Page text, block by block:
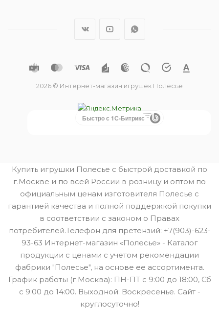
2026 © Интернет-магазин игрушек Полесье
Быстро с 1С-Битрикс
Купить игрушки Полесье с быстрой доставкой по
г.Москве и по всей России в розницу и оптом по
официальным ценам изготовителя Полесье с
гарантией качества и полной поддержкой покупки
в соответствии с законом о Правах
потребителей.Телефон для претензий: +7(903)-623-
93-63 Интернет-магазин «Полесье» - Каталог
продукции с ценами с учетом рекомендации
фабрики "Полесье", на основе ее ассортимента.
График работы (г.Москва): ПН-ПТ с 9:00 до 18:00, Сб
с 9:00 до 14:00. Выходной: Воскресенье. Сайт -
круглосуточно!